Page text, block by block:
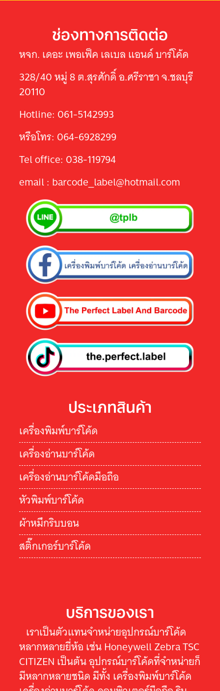
ช่องทางการติดต่อ
หจก. เดอะ เพอเฟ็ค เลเบล แอนด์ บาร์โค้ด
328/40 หมู่ 8 ต.สุรศักดิ์ อ.ศรีราชา จ.ชลบุรี
20110
Hotline: 061-5142993
หรือโทร: 064-6928299
Tel office: 038-119794
email : barcode_label@hotmail.com
ประเภทสินค้า
เครื่องพิมพ์บาร์โค้ด
เครื่องอ่านบาร์โค้ด
เครื่องอ่านบาร์โค้ดมือถือ
หัวพิมพ์บาร์โค้ด
ผ้าหมึกริบบอน
สติ๊กเกอร์บาร์โค้ด
บริการของเรา
เราเป็นตัวแทนจำหน่ายอุปกรณ์บาร์โค้ด
หลากหลายยี่ห้อ เช่น Honeywell Zebra TSC
CITIZEN เป็นต้น อุปกรณ์บาร์โค้ดที่จำหน่ายก็
มีหลากหลายชนิด มีทั้ง เครื่องพิมพ์บาร์โค้ด